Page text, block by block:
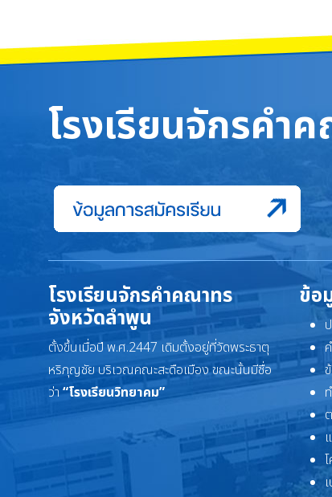
โรงเรียนจักรคำ
โรงเรียนจักรคำคณาทร
จังหวัดลำพูน
ตั้งขึ้นเมื่อปี พ.ศ.2447 เดิมตั้งอยู่ที่วัดพระธาตุ
หริภุญชัย บริเวณคณะสะดือเมือง ขณะนั้นมีชื่อ
ว่า“โรงเรียนวิทยาคม”
ข้อ